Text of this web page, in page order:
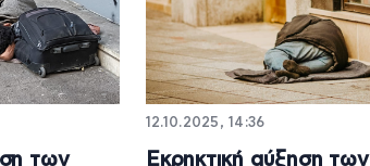
των
12.10.2025, 14:36
Εκρηκτική αύξηση των